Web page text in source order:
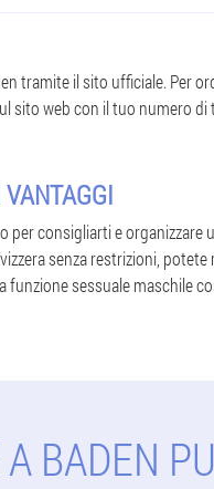
tramite il sito ufficiale. Per
sito web con il tuo numero
consigliarti e organizzare
senza restrizioni,
sessuale maschile
BADEN